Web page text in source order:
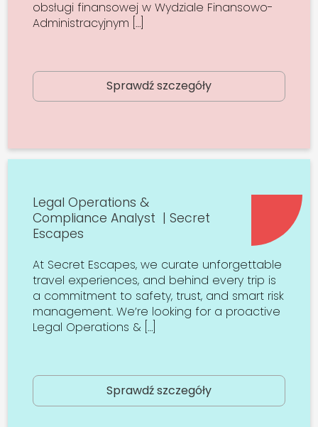
obsługi finansowej w Wydziale Finansowo-
Administracyjnym […]
Sprawdź szczegóły
Legal Operations &
Compliance Analyst | Secret
Escapes
At Secret Escapes, we curate unforgettable
travel experiences, and behind every trip is
a commitment to safety, trust, and smart risk
management. We’re looking for a proactive
Legal Operations & […]
Sprawdź szczegóły